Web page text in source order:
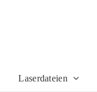
Laserdateien